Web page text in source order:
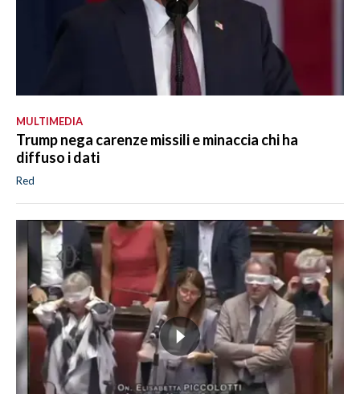
MULTIMEDIA
Trump nega carenze missili e minaccia chi ha
diffuso i dati
Red